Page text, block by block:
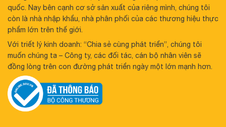
quốc. Nay bên cạnh cơ sở sản xuất của riêng mình, chúng tôi
còn là nhà nhập khẩu, nhà phân phối của các thương hiệu thực
phẩm lớn trên thế giới.
Với triết lý kinh doanh: “Chia sẻ cùng phát triển”, chúng tôi
muốn chúng ta – Công ty, các đối tác, cán bộ nhân viên sẽ
đồng lòng trên con đường phát triển ngày một lớn mạnh hơn.